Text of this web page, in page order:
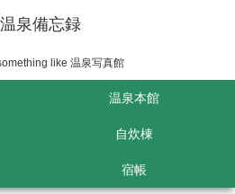
like 温泉写真館
温泉本館
自炊棟
宿帳